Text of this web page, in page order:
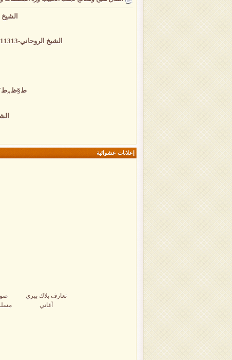
الشيخ
الشيخ الروحاني-00491771311313 -لجلب الحبيب و خلال ساعة 00491787157771 -لفك و علاج السحر و المس و الأمراض الروحية-
إعلانات عشوائية
تعارف بلاك بيري
أغاني